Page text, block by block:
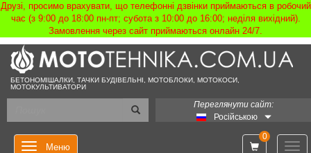
Друзі, просимо врахувати, що телефонні дзвінки приймаються в робочий
час (з 9:00 до 18:00 пн-пт; субота з 10:00 до 16:00; неділя вихідний).
Замовлення через сайт приймаються онлайн 24/7.
БЕТОНОМІШАЛКИ, ТАЧКИ БУДІВЕЛЬНІ, МОТОБЛОКИ, МОТОКОСИ,
МОТОКУЛЬТИВАТОРИ
Переглянути сайт:
Російською
Меню
0